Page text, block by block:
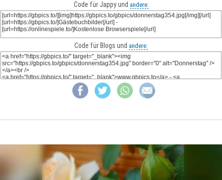
Code für Jappy und andere:
Code für Blogs und andere: